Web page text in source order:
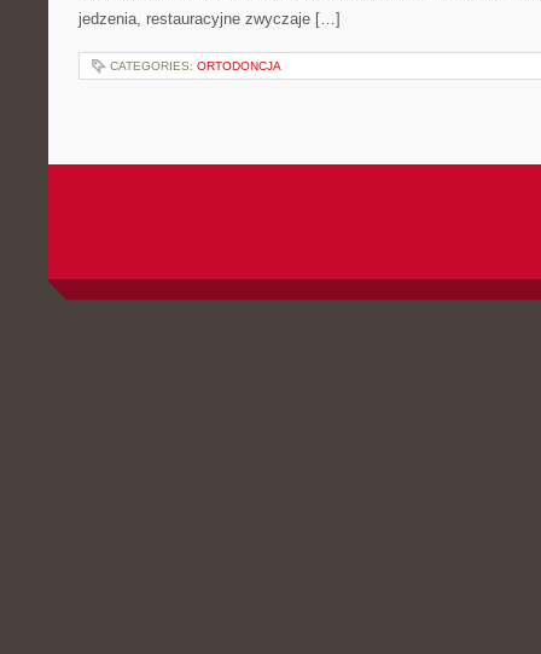
jedzenia, restauracyjne zwyczaje […]
CATEGORIES: ORTODONCJA